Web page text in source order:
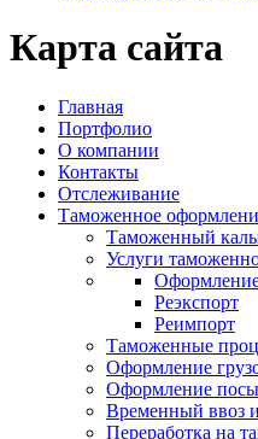
Карта сайта
Главная
Портфолио
О компании
Контакты
Отслеживание
Таможенное
Таможенный
Услуги
Реэкспорт
Реимпорт
Таможенные
Оформление
Оформление
Временный ввоз
Переработка на